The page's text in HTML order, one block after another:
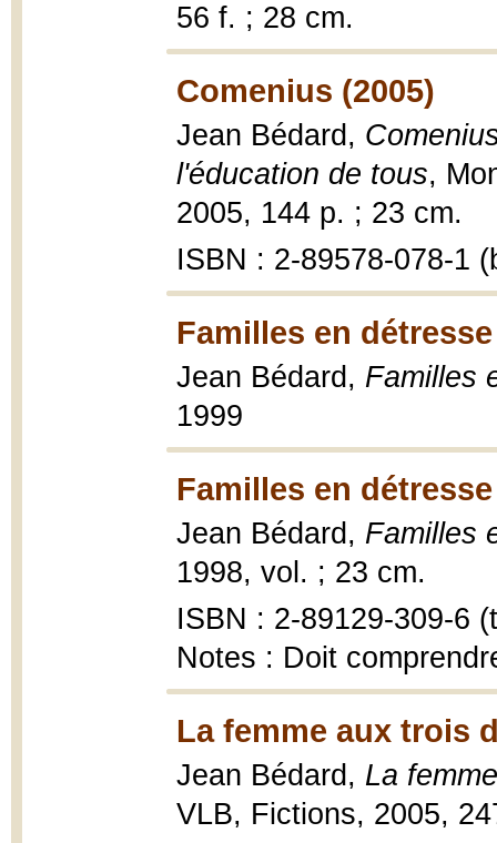
56 f. ; 28 cm.
Comenius (2005)
Jean Bédard,
l'éducation de tous,
2005, 144 p. ; 23 cm.
ISBN : 2-89578-078-1
Familles en
Jean Bédard, Familles
1999
Familles en
Jean Bédard, Familles
1998, vol. ; 23 cm.
ISBN : 2-89129-309-6
Notes : Doit
La femme aux trois
Jean Bédard, La
VLB, Fictions, 2005,